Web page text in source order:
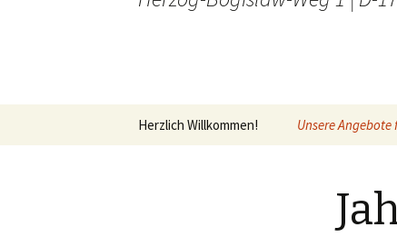
Zum
Herzlich Willkommen! Unsere Angebote
Kostenrechnung